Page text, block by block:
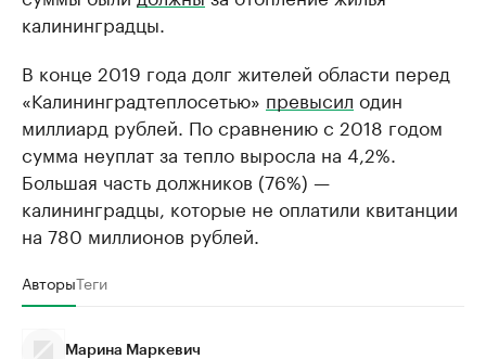
калининградцы.
В конце 2019 года долг жителей области перед
«Калининградтеплосетью» превысил один
миллиард рублей. По сравнению с 2018 годом
сумма неуплат за тепло выросла на 4,2%.
Большая часть должников (76%) —
калининградцы, которые не оплатили квитанции
на 780 миллионов рублей.
АвторыТеги
Марина Маркевич